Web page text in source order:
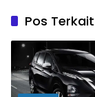
Pos Terkait